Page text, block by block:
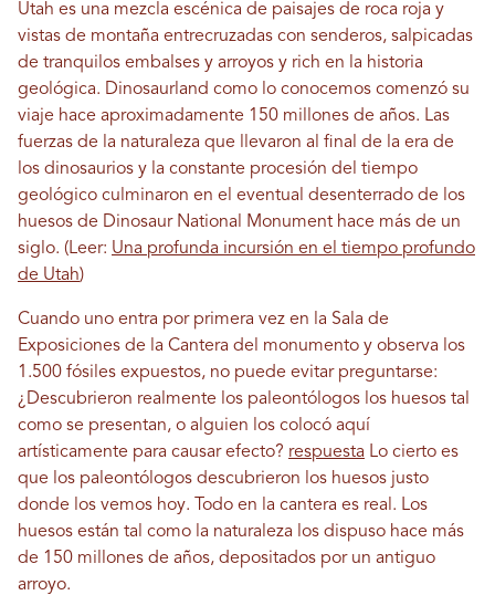
Utah es una mezcla escénica de paisajes de roca roja y
vistas de montaña entrecruzadas con senderos, salpicadas
de tranquilos embalses y arroyos y rich en la historia
geológica. Dinosaurland como lo conocemos comenzó su
viaje hace aproximadamente 150 millones de años. Las
fuerzas de la naturaleza que llevaron al final de la era de
los dinosaurios y la constante procesión del tiempo
geológico culminaron en el eventual desenterrado de los
huesos de Dinosaur National Monument hace más de un
siglo. (Leer: Una profunda incursión en el tiempo profundo
de Utah)
Cuando uno entra por primera vez en la Sala de
Exposiciones de la Cantera del monumento y observa los
1.500 fósiles expuestos, no puede evitar preguntarse:
¿Descubrieron realmente los paleontólogos los huesos tal
como se presentan, o alguien los colocó aquí
artísticamente para causar efecto? respuesta Lo cierto es
que los paleontólogos descubrieron los huesos justo
donde los vemos hoy. Todo en la cantera es real. Los
huesos están tal como la naturaleza los dispuso hace más
de 150 millones de años, depositados por un antiguo
arroyo.